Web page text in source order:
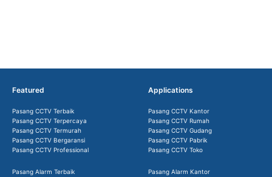
Featured
Pasang CCTV Terbaik
Pasang CCTV Terpercaya
Pasang CCTV Termurah
Pasang CCTV Bergaransi
Pasang CCTV Professional
Pasang Alarm Terbaik
Applications
Pasang CCTV Kantor
Pasang CCTV Rumah
Pasang CCTV Gudang
Pasang CCTV Pabrik
Pasang CCTV Toko
Pasang Alarm Kantor